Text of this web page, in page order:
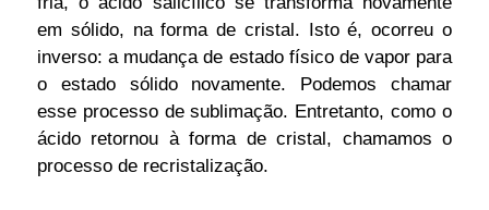
em sólido, na forma de cristal. Isto é, ocorreu o
inverso: a mudança de estado físico de vapor para
o estado sólido novamente. Podemos chamar
esse processo de sublimação. Entretanto, como o
ácido retornou à forma de cristal, chamamos o
processo de recristalização.